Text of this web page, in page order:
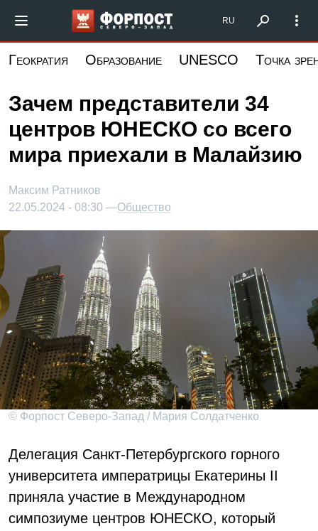
основному
Форпост Северо-Запад
RU
Геократия Образование UNESCO Точка
Зачем представители 34
центров ЮНЕСКО со всего
мира приехали в Малайзию
Максим Ратников
22.05.2024 - 08:30 —Общество
© Форпост Северо-Запад / Мария Солдатченко
Делегация Санкт-Петербургского горного
университета императрицы Екатерины II
приняла участие в Международном
симпозиуме центров ЮНЕСКО, который